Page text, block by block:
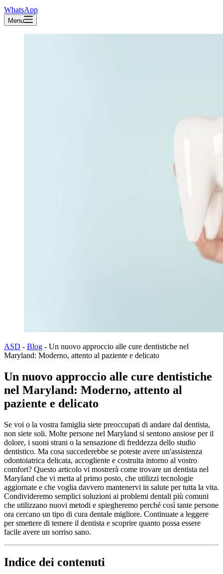
WhatsApp
Menu
ASD - Blog - Un nuovo approccio alle cure dentistiche nel
Maryland: Moderno, attento al paziente e delicato
Un nuovo approccio alle cure dentistiche
nel Maryland: Moderno, attento al
paziente e delicato
Se voi o la vostra famiglia siete preoccupati di andare dal dentista,
non siete soli. Molte persone nel Maryland si sentono ansiose per il
dolore, i suoni strani o la sensazione di freddezza dello studio
dentistico. Ma cosa succederebbe se poteste avere un'assistenza
odontoiatrica delicata, accogliente e costruita intorno al vostro
comfort? Questo articolo vi mostrerà come trovare un dentista nel
Maryland che vi metta al primo posto, che utilizzi tecnologie
aggiornate e che voglia davvero mantenervi in salute per tutta la vita.
Condivideremo semplici soluzioni ai problemi dentali più comuni
che utilizzano nuovi metodi e spiegheremo perché così tante persone
ora cercano un tipo di cura dentale migliore. Continuate a leggere
per smettere di temere il dentista e scoprire quanto possa essere
facile avere un sorriso sano.
Indice dei contenuti